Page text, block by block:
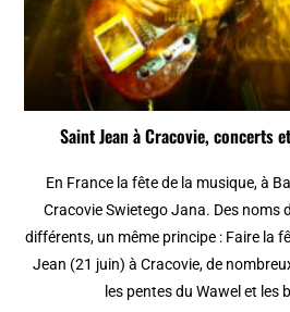
Saint Jean à Cracovie, concerts
En France la fête de la musique, à
Cracovie Swietego Jana. Des noms
différents, un même principe : Faire la
Jean (21 juin) à Cracovie, de
les pentes du Wawel et les